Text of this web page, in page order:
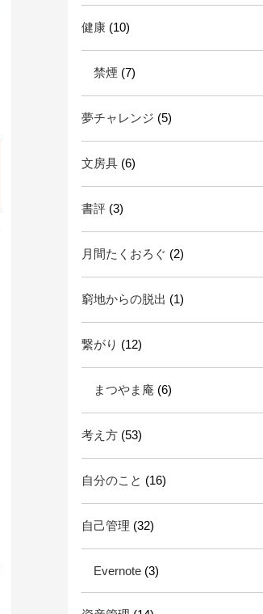
健康 (10)
禁煙 (7)
夢チャレンジ (5)
文房具 (6)
書評 (3)
月間たくおろぐ (2)
窮地からの脱出 (1)
繋がり (12)
まつやま庵 (6)
考え方 (53)
自分のこと (16)
自己管理 (32)
Evernote (3)